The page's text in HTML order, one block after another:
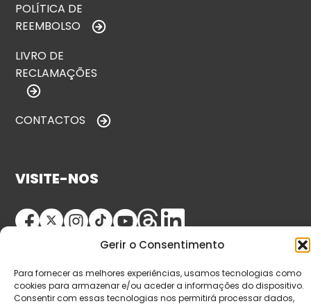
Gerir o Consentimento
Para fornecer as melhores experiências, usamos tecnologias como
cookies para armazenar e/ou aceder a informações do dispositivo.
Consentir com essas tecnologias nos permitirá processar dados,
POLÍTICA DE
REEMBOLSO
LIVRO DE
RECLAMAÇÕES
CONTACTOS
VISITE-NOS